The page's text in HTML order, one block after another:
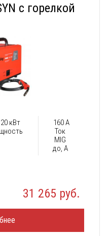
с горелкой
кВт
160 А
Ток
MIG
до, А
31 265 руб.